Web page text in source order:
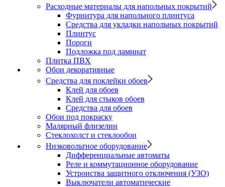
Расходные материалы для напольных покрытий
Фурнитура для напольного плинтуса
Средства для укладки напольных покрытий
Плинтус
Пороги
Подложка под ламинат
Плитка ПВХ
Обои декоративные
Средства для поклейки обоев
Клей для обоев
Клей для стыков обоев
Средства для обоев
Обои под покраску
Малярный флизелин
Стеклохолст и стеклообои
Низковольтное оборудование
Дифференциальные автоматы
Реле и коммутационное оборудование
Устроиства защитного отключения (УЗО)
Выключатели автоматические